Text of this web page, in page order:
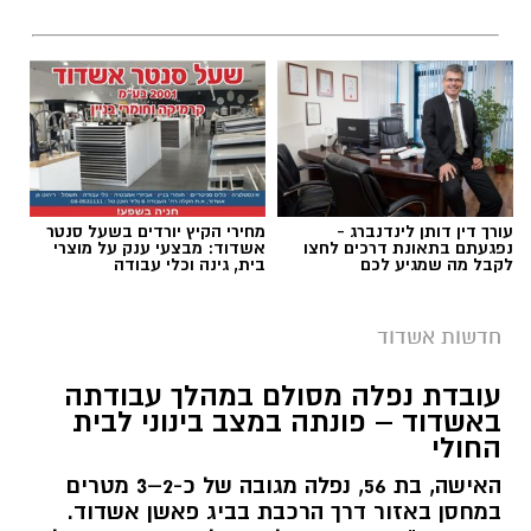
תגים:התהפכות רייזר באשדוד
עורך דין דותן לינדנברג -
נפגעתם בתאונת דרכים לחצו
לקבל מה שמגיע לכם
מחירי הקיץ יורדים בשעל סנטר
אשדוד: מבצעי ענק על מוצרי
בית, גינה וכלי עבודה
חדשות אשדוד
עובדת נפלה מסולם במהלך עבודתה
באשדוד – פונתה במצב בינוני לבית
החולי
האישה, בת 56, נפלה מגובה של כ-2–3 מטרים
במחסן באזור דרך הרכבת בביג פאשן אשדוד.